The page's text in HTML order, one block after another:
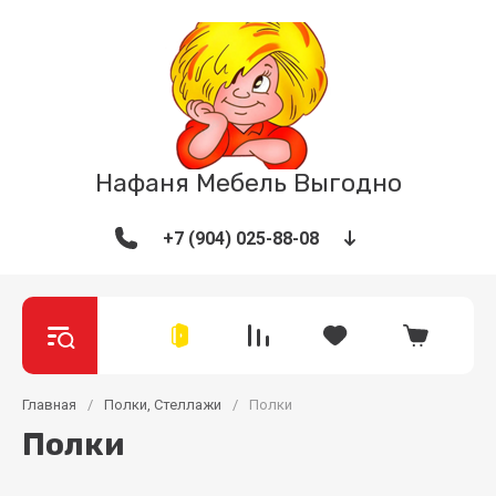
Нафаня Мебель Выгодно
+7 (904) 025-88-08
Главная / Полки, Стеллажи / Полки
Полки